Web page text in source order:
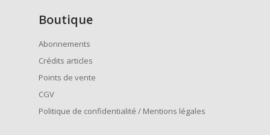
Boutique
Abonnements
Crédits articles
Points de vente
CGV
Politique de confidentialité / Mentions légales